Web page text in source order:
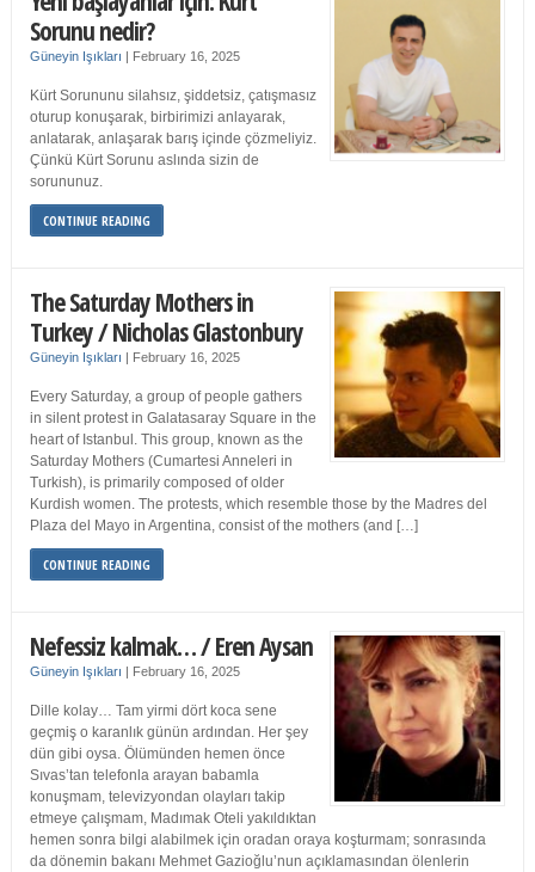
Sorunu nedir?
Güneyin Işıkları | February 16, 2025
Kürt Sorununu silahsız, şiddetsiz, çatışmasız
oturup konuşarak, birbirimizi anlayarak,
anlatarak, anlaşarak barış içinde çözmeliyiz.
Çünkü Kürt Sorunu aslında sizin de
sorununuz.
CONTINUE READING
The Saturday Mothers in
Turkey / Nicholas Glastonbury
Güneyin Işıkları | February 16, 2025
Every Saturday, a group of people gathers
in silent protest in Galatasaray Square in the
heart of Istanbul. This group, known as the
Saturday Mothers (Cumartesi Anneleri in
Turkish), is primarily composed of older
Kurdish women. The protests, which resemble those by the Madres del
Plaza del Mayo in Argentina, consist of the mothers (and […]
CONTINUE READING
Nefessiz kalmak… / Eren Aysan
Güneyin Işıkları | February 16, 2025
Dille kolay… Tam yirmi dört koca sene
geçmiş o karanlık günün ardından. Her şey
dün gibi oysa. Ölümünden hemen önce
Sıvas’tan telefonla arayan babamla
konuşmam, televizyondan olayları takip
etmeye çalışmam, Madımak Oteli yakıldıktan
hemen sonra bilgi alabilmek için oradan oraya koşturmam; sonrasında
da dönemin bakanı Mehmet Gazioğlu’nun açıklamasından ölenlerin